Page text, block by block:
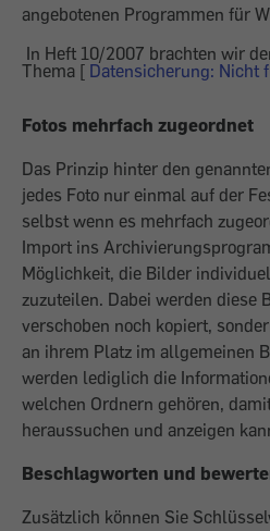
angebotenen Programmen für
In Heft 10/2007 brachten wir
Thema [ Datensicherung: Nicht
Fotos mehrfach zugeordnet
Das Prinzip hinter den
jedes Foto nur einmal auf der
selbst wenn es mehrfach
Import ins
Möglichkeit, die Bilder
zuzuteilen. Dabei werden diese
verschoben noch kopiert,
an ihrem Platz im allgemeinen
werden lediglich die
welchen Ordnern gehören,
heraussuchen und anzeigen
Beschlagworten und
Zusätzlich können Sie